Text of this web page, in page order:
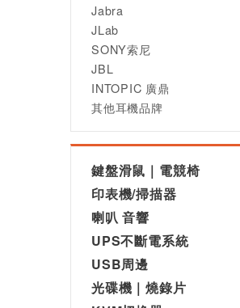
Jabra
JLab
SONY索尼
JBL
INTOPIC 廣鼎
其他耳機品牌
鍵盤滑鼠｜電競椅
印表機/掃描器
喇叭 音響
UPS不斷電系統
USB周邊
光碟機｜燒錄片